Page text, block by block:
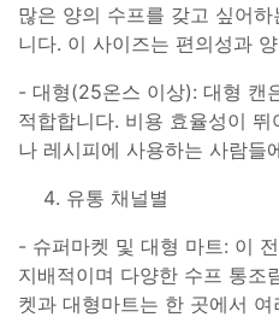
많은 양의 수프를 갖고 싶어
니다. 이 사이즈는 편의성과
- 대형(25온스 이상): 대형 캔
적합합니다. 비용 효율성이
나 레시피에 사용하는 사람들
유통 채널별
- 슈퍼마켓 및 대형 마트: 이
지배적이며 다양한 수프 통조
켓과 대형마트는 한 곳에서